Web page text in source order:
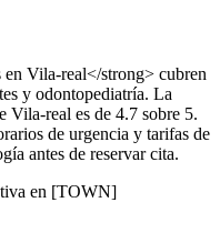
Vila-real</strong> cubren
y odontopediatría. La
Vila-real es de 4.7 sobre 5.
de urgencia y tarifas de
antes de reservar cita.
en [TOWN]